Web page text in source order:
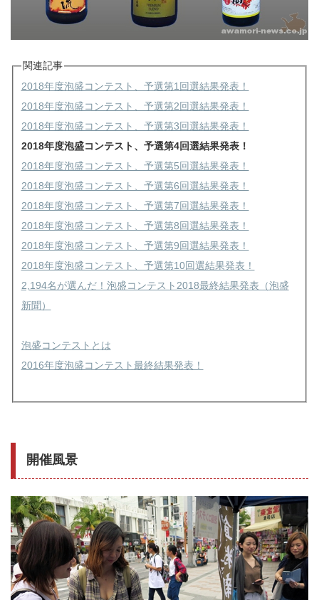
関連記事
2018年度泡盛コンテスト、予選第1回選結果発表！
2018年度泡盛コンテスト、予選第2回選結果発表！
2018年度泡盛コンテスト、予選第3回選結果発表！
2018年度泡盛コンテスト、予選第4回選結果発表！
2018年度泡盛コンテスト、予選第5回選結果発表！
2018年度泡盛コンテスト、予選第6回選結果発表！
2018年度泡盛コンテスト、予選第7回選結果発表！
2018年度泡盛コンテスト、予選第8回選結果発表！
2018年度泡盛コンテスト、予選第9回選結果発表！
2018年度泡盛コンテスト、予選第10回選結果発表！
2,194名が選んだ！泡盛コンテスト2018最終結果発表（泡盛
新聞）
泡盛コンテストとは
2016年度泡盛コンテスト最終結果発表！
開催風景